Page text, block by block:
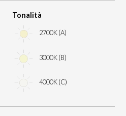
Tonalità
2700K (A)
3000K (B)
4000K (C)